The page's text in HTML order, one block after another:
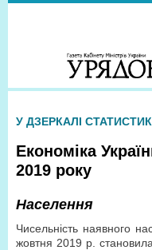
У ДЗЕРКАЛІ
Економіка
2019 року
Населення
Чисельність наявного
жовтня 2019 р.